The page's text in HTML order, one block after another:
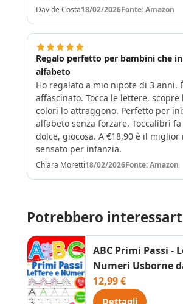
Davide Costa18/02/2026Fonte: Amazon
Regalo perfetto per bambini che
alfabeto
Ho regalato a mio nipote di 3 anni.
affascinato. Tocca le lettere, scopre
colori lo attraggono. Perfetto per
alfabeto senza forzare. Toccalibri
dolce, giocosa. A €18,90 è il miglior
sensato per infanzia.
Chiara Moretti18/02/2026Fonte: Amazon
Potrebbero
ABC Primi Passi -
Numeri Usborne
12,99 €
Dettagli